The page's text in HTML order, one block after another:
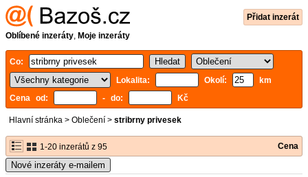
Přidat inzerát
Oblíbené inzeráty, Moje inzeráty
Co:
Lokalita:
Okolí:
km
Cena od:
- do: Kč
Hlavní stránka > Oblečení > stribrny privesek
1-20 inzerátů z 95 Cena
Nové inzeráty e-mailem